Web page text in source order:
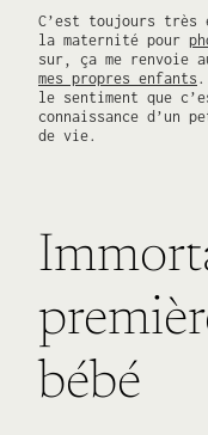
C’est toujours très
la maternité pour
sur, ça me renvoie
mes propres enfants .
le sentiment que
connaissance d’un
de vie.
bébé